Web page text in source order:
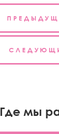
Где мы